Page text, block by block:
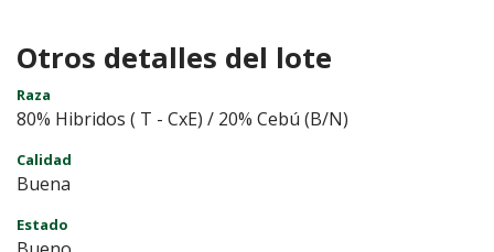
Otros detalles del lote
Raza
80% Hibridos ( T - CxE) / 20% Cebú (B/N)
Calidad
Buena
Estado